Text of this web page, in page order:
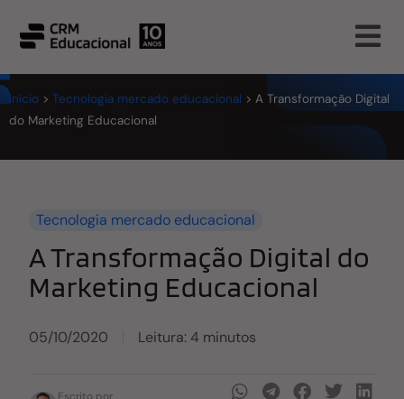
Início > Tecnologia mercado educacional > A Transformação Digital
do Marketing Educacional
Tecnologia mercado educacional
A Transformação Digital do
Marketing Educacional
05/10/2020 Leitura: 4 minutos